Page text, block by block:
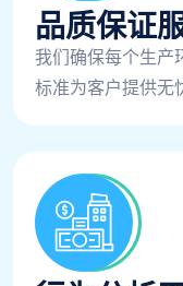
品质保证
我们确保每个生产
标准为客户提供无